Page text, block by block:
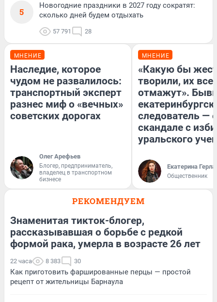
5
Новогодние праздники в 2027 году сократят:
сколько дней будем отдыхать
57 791 28
МНЕНИЕ
Наследие, которое
чудом не развалилось:
транспортный эксперт
разнес миф о «вечных»
советских дорогах
Олег Арефьев
Блогер, предприниматель,
владелец в транспортном
бизнесе
МНЕНИЕ
«Какую бы
творили, их
отмажут».
следователь —
скандале с
уральского
Екатерина
Общественник
РЕКОМЕНДУЕМ
Знаменитая тикток-блогер,
рассказывавшая о борьбе с редкой
формой рака, умерла в возрасте 26 лет
22 часа 8 383 30
Как приготовить фаршированные перцы — простой
рецепт от жительницы Барнаула